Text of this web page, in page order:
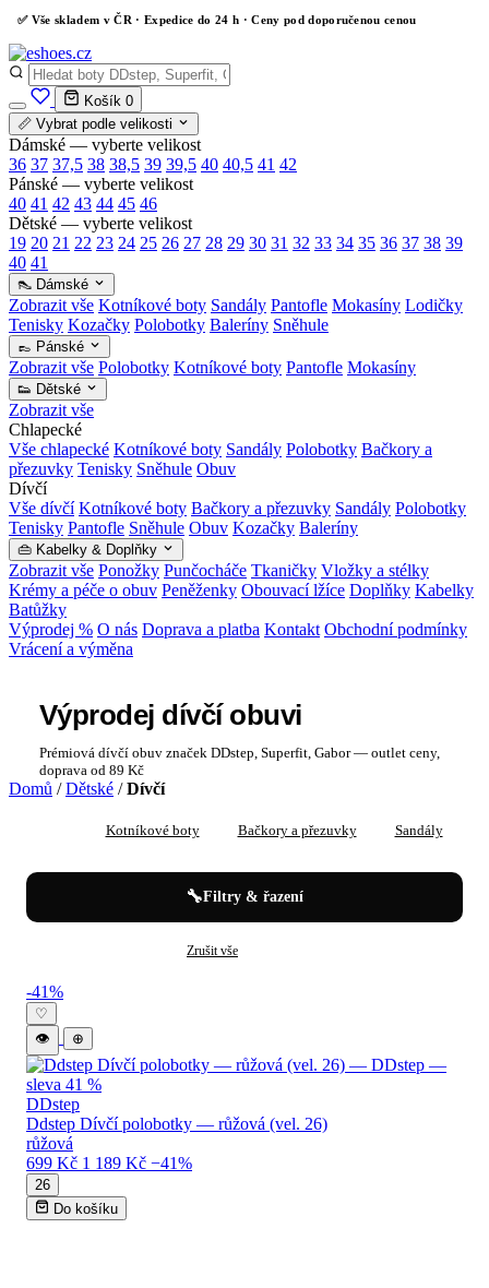
✅ Vše skladem v ČR · Expedice do 24 h · Ceny pod doporučenou cenou
Košík 0
📏 Vybrat podle velikosti
Dámské — vyberte velikost
36 37 37,5 38 38,5 39 39,5 40 40,5 41 42
Pánské — vyberte velikost
40 41 42 43 44 45 46
Dětské — vyberte velikost
19 20 21 22 23 24 25 26 27 28 29 30 31 32 33 34 35 36 37 38 39
40 41
👠 Dámské
Zobrazit vše Kotníkové boty Sandály Pantofle Mokasíny Lodičky
Tenisky Kozačky Polobotky Baleríny Sněhule
👞 Pánské
Zobrazit vše Polobotky Kotníkové boty Pantofle Mokasíny
👟 Dětské
Zobrazit vše
Chlapecké
Vše chlapecké Kotníkové boty Sandály Polobotky Bačkory a
přezuvky Tenisky Sněhule Obuv
Dívčí
Vše dívčí Kotníkové boty Bačkory a přezuvky Sandály Polobotky
Tenisky Pantofle Sněhule Obuv Kozačky Baleríny
👜 Kabelky & Doplňky
Zobrazit vše Ponožky Punčocháče Tkaničky Vložky a stélky
Krémy a péče o obuv Peněženky Obouvací lžíce Doplňky Kabelky
Batůžky
Výprodej % O nás Doprava a platba Kontakt Obchodní podmínky
Vrácení a výměna
Výprodej dívčí obuvi
Prémiová dívčí obuv značek DDstep, Superfit, Gabor — outlet ceny,
doprava od 89 Kč
Domů / Dětské / Dívčí
Kotníkové boty Bačkory a přezuvky Sandály
🔧Filtry & řazení
Zrušit vše
Výprodej dívčí obuvi — katalog
-41%
♡
👁
⊕
DDstep
Ddstep Dívčí polobotky — růžová (vel. 26)
růžová
699 Kč 1 189 Kč −41%
26
Do košíku